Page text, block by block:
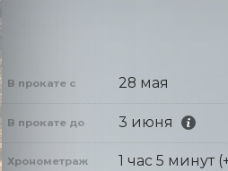
В прокате с 28 мая
В прокате до 3 июня
Хронометраж 1 час 5 минут